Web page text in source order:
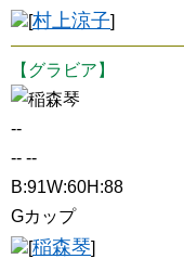
[村上涼子]
【グラビア】
稲森琴
--
-- --
B:91W:60H:88
Gカップ
[稲森琴]